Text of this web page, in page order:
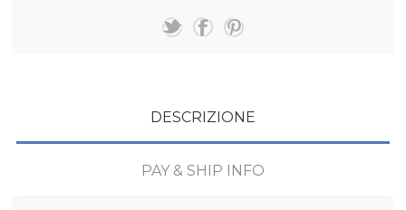
DESCRIZIONE
PAY & SHIP INFO